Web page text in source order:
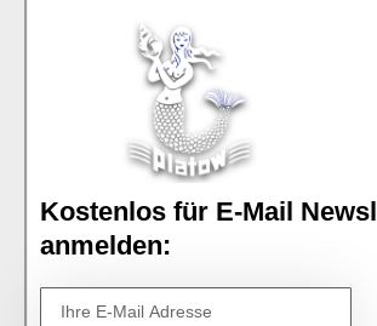
Kostenlos für E-Mail
anmelden: